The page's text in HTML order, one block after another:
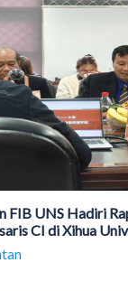
FIB UNS Hadiri
CI di Xihua